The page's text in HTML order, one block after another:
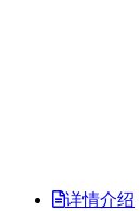
详情介绍